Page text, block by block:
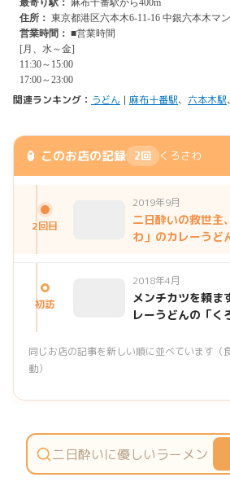
関連ランキング： うどん | 麻布十番駅、 六本木駅、
🏮 このお店の記録 2回 くろさわ
2回目
2019年9月
二日酔いの救世主
わ」のカレーうど
初訪
2018年4月
メンチカツを頼ま
レーうどんの「く
同じお店の記事を新しい順に並べています（
動）